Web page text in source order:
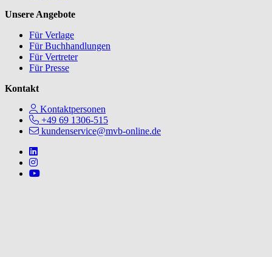
Unsere Angebote
Für Verlage
Für Buchhandlungen
Für Vertreter
Für Presse
Kontakt
Kontaktpersonen
+49 69 1306-515
kundenservice@mvb-online.de
Follow us on https://www.linkedin.com/company/mvbbooks
Follow us on https://www.instagram.com/lifeatmvb/
Follow us on https://www.youtube.com/@mvbbooks